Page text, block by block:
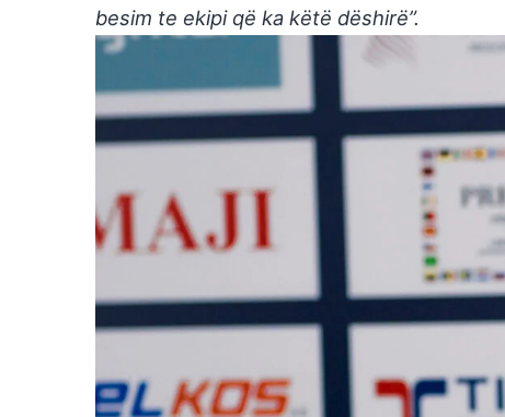
besim te ekipi që ka këtë dëshirë”.